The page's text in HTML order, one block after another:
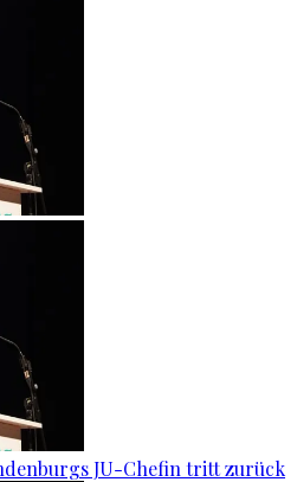
JU-Chefin tritt zurück